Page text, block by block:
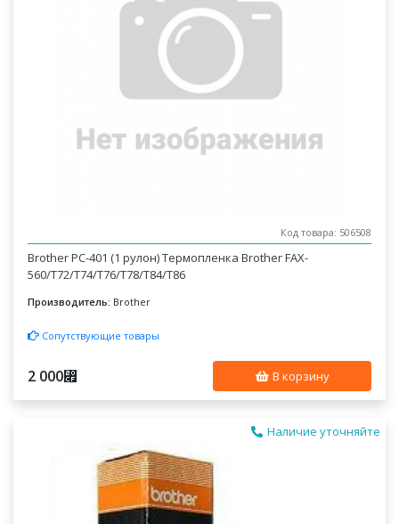
Код товара: 506508
Brother PC-401 (1 рулон) Термопленка Brother FAX-
560/T72/T74/T76/T78/T84/T86
Производитель: Brother
Сопутствующие товары
2 000⃏ В корзину
Наличие уточняйте